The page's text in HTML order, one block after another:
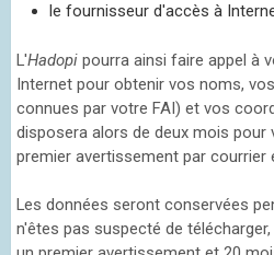
le fournisseur d'accès à
L'Hadopi pourra ainsi faire appel à
Internet pour obtenir vos noms,
connues par votre FAI) et vos
disposera alors de deux mois pour
premier avertissement par courrier
Les données seront conservées
n'êtes pas suspecté de